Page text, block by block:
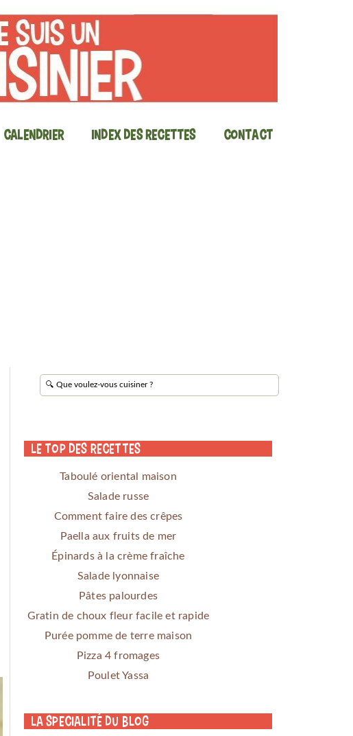
Calendrier Index des recettes Contact
Le Top des Recettes
Taboulé oriental maison
Salade russe
Comment faire des crêpes
Paella aux fruits de mer
Épinards à la crème fraîche
Salade lyonnaise
Pâtes palourdes
Gratin de choux fleur facile et rapide
Purée pomme de terre maison
Pizza 4 fromages
Poulet Yassa
La specialité du blog